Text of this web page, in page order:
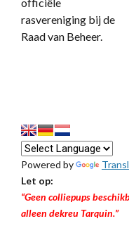
rasvereniging bij de
Raad van Beheer.
Powered by
Let op:
“Geen colliepups
alleen dekreu Tarquin.”